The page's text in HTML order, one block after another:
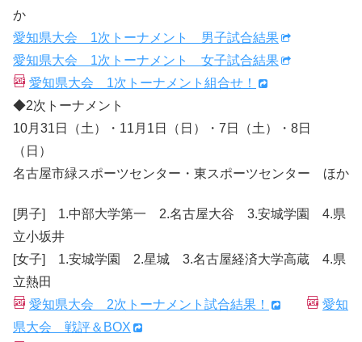
か
愛知県大会 1次トーナメント 男子試合結果
愛知県大会 1次トーナメント 女子試合結果
愛知県大会 1次トーナメント組合せ！
◆2次トーナメント
10月31日（土）・11月1日（日）・7日（土）・8日
（日）
名古屋市緑スポーツセンター・東スポーツセンター ほか
[男子] 1.中部大学第一 2.名古屋大谷 3.安城学園 4.県
立小坂井
[女子] 1.安城学園 2.星城 3.名古屋経済大学高蔵 4.県
立熱田
愛知県大会 2次トーナメント試合結果！
愛知
県大会 戦評＆BOX